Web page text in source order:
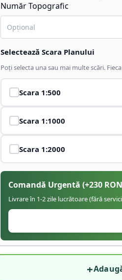
Număr Topografic
Selectează Scara Planului
Poți selecta una sau mai multe scări.
Scara 1:500
Scara 1:1000
Scara 1:2000
Comandă Urgentă (+230
Livrare în 1-2 zile lucrătoare (fără
+